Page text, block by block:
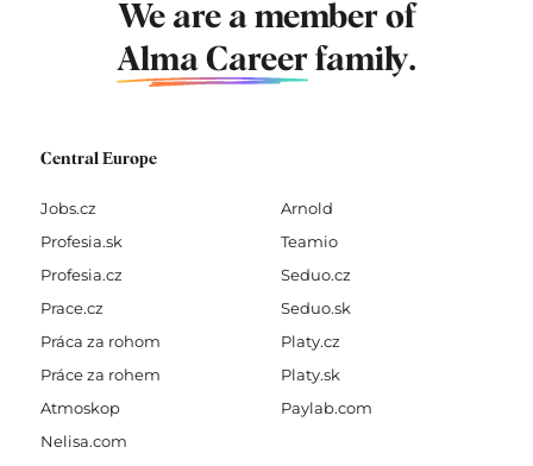
We are a member of
Alma Career family.
Central Europe
Jobs.cz
Profesia.sk
Profesia.cz
Prace.cz
Práca za rohom
Práce za rohem
Atmoskop
Nelisa.com
Arnold
Teamio
Seduo.cz
Seduo.sk
Platy.cz
Platy.sk
Paylab.com